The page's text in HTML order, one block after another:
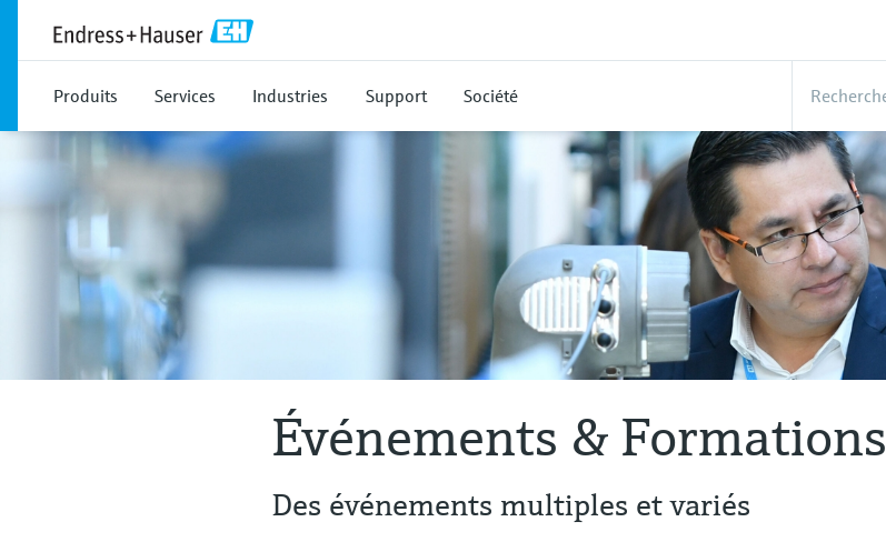
Produits Services Industries Support Société
Événements & Formations
Des événements multiples et variés